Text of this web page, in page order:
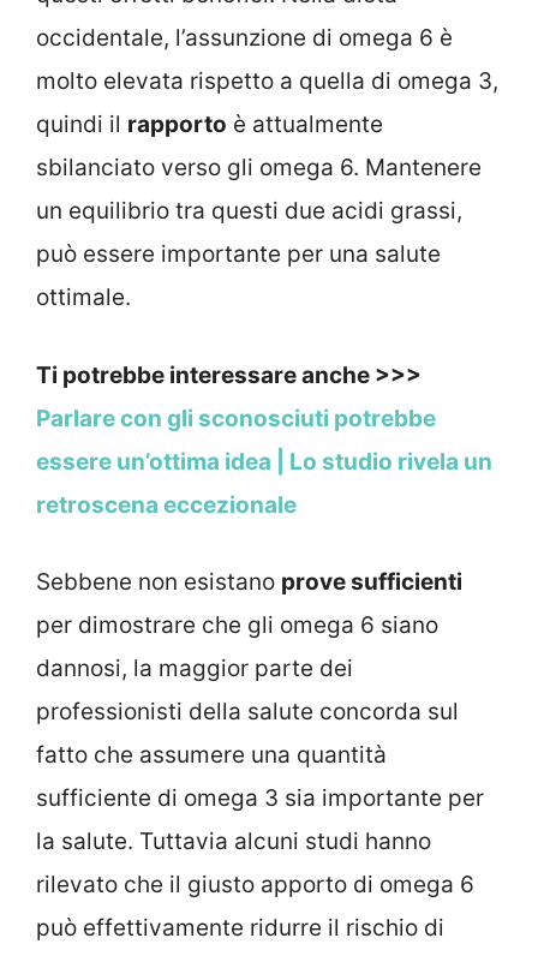
occidentale, l’assunzione di omega 6 è
molto elevata rispetto a quella di omega 3,
quindi il rapporto è attualmente
sbilanciato verso gli omega 6. Mantenere
un equilibrio tra questi due acidi grassi,
può essere importante per una salute
ottimale.
Ti potrebbe interessare anche >>>
Parlare con gli sconosciuti potrebbe
essere un’ottima idea | Lo studio rivela un
retroscena eccezionale
Sebbene non esistano prove sufficienti
per dimostrare che gli omega 6 siano
dannosi, la maggior parte dei
professionisti della salute concorda sul
fatto che assumere una quantità
sufficiente di omega 3 sia importante per
la salute. Tuttavia alcuni studi hanno
rilevato che il giusto apporto di omega 6
può effettivamente ridurre il rischio di